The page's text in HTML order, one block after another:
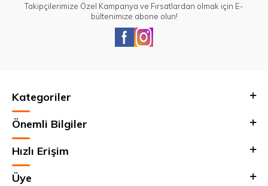
Takipçilerimize Özel Kampanya ve Fırsatlardan olmak için E-
bültenimize abone olun!
Kategoriler
Önemli Bilgiler
Hızlı Erişim
Üye